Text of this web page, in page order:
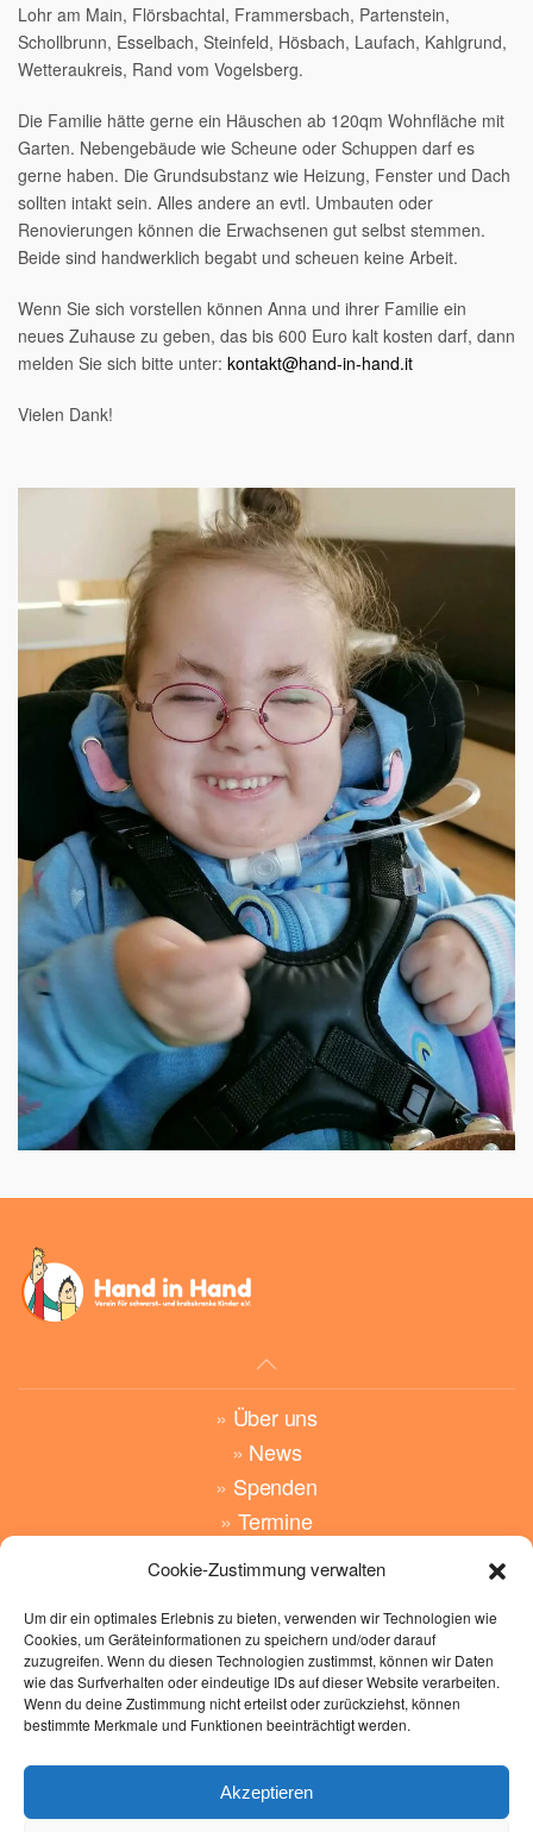
Cookie-Zustimmung verwalten
Um dir ein optimales Erlebnis zu bieten, verwenden wir Technologien wie
Cookies, um Geräteinformationen zu speichern und/oder darauf
zuzugreifen. Wenn du diesen Technologien zustimmst, können wir Daten
wie das Surfverhalten oder eindeutige IDs auf dieser Website verarbeiten.
Wenn du deine Zustimmung nicht erteilst oder zurückziehst, können
bestimmte Merkmale und Funktionen beeinträchtigt werden.
Akzeptieren
Lohr am Main, Flörsbachtal, Frammersbach, Partenstein,
Schollbrunn, Esselbach, Steinfeld, Hösbach, Laufach, Kahlgrund,
Wetteraukreis, Rand vom Vogelsberg.
Die Familie hätte gerne ein Häuschen ab 120qm Wohnfläche mit
Garten. Nebengebäude wie Scheune oder Schuppen darf es
gerne haben. Die Grundsubstanz wie Heizung, Fenster und Dach
sollten intakt sein. Alles andere an evtl. Umbauten oder
Renovierungen können die Erwachsenen gut selbst stemmen.
Beide sind handwerklich begabt und scheuen keine Arbeit.
Wenn Sie sich vorstellen können Anna und ihrer Familie ein
neues Zuhause zu geben, das bis 600 Euro kalt kosten darf, dann
melden Sie sich bitte unter: kontakt@hand-in-hand.it
Vielen Dank!
» Über uns
» News
» Spenden
» Termine
»Angebote
»Wünsche
»Kontakt
»Impressum
»Datenschutz
Hand-in-Hand